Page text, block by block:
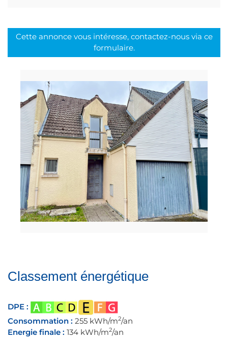
Cette annonce vous intéresse, contactez-nous via ce
formulaire.
Classement énergétique
DPE :
Consommation : 255 kWh/m2/an
Energie finale : 134 kWh/m2/an